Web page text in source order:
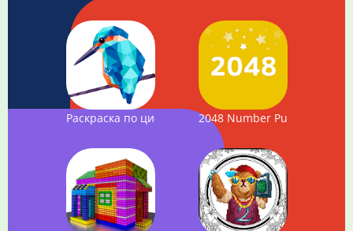
Раскраска по цифрам - Poly Art2048 Number Puzzle game